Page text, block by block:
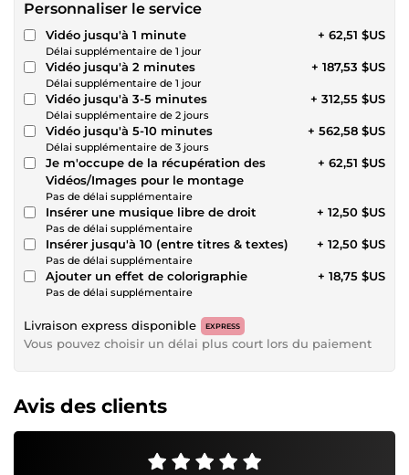
Personnaliser le service
Vidéo jusqu'à 1 minute
Délai supplémentaire de 1 jour
+ 62,51 $US
Vidéo jusqu'à 2 minutes
Délai supplémentaire de 1 jour
+ 187,53 $US
Vidéo jusqu'à 3-5 minutes
Délai supplémentaire de 2 jours
+ 312,55 $US
Vidéo jusqu'à 5-10 minutes
Délai supplémentaire de 3 jours
+ 562,58 $US
Je m'occupe de la récupération des
Vidéos/Images pour le montage
Pas de délai supplémentaire
+ 62,51 $US
Insérer une musique libre de droit
Pas de délai supplémentaire
+ 12,50 $US
Insérer jusqu'à 10 (entre titres & textes)
Pas de délai supplémentaire
+ 12,50 $US
Ajouter un effet de colorigraphie
Pas de délai supplémentaire
+ 18,75 $US
Livraison express disponible EXPRESS
Vous pouvez choisir un délai plus court lors du paiement
Avis des clients